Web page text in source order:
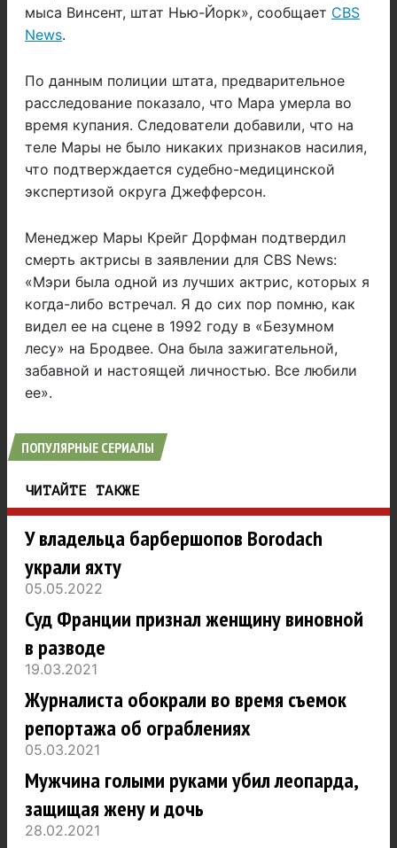
мыса Винсент, штат Нью-Йорк», сообщает CBS
News.
По данным полиции штата, предварительное
расследование показало, что Мара умерла во
время купания. Следователи добавили, что на
теле Мары не было никаких признаков насилия,
что подтверждается судебно-медицинской
экспертизой округа Джефферсон.
Менеджер Мары Крейг Дорфман подтвердил
смерть актрисы в заявлении для CBS News:
«Мэри была одной из лучших актрис, которых я
когда-либо встречал. Я до сих пор помню, как
видел ее на сцене в 1992 году в «Безумном
лесу» на Бродвее. Она была зажигательной,
забавной и настоящей личностью. Все любили
ее».
ПОПУЛЯРНЫЕ СЕРИАЛЫ
ЧИТАЙТЕ ТАКЖЕ
У владельца барбершопов Borodach
украли яхту
05.05.2022
Суд Франции признал женщину виновной
в разводе
19.03.2021
Журналиста обокрали во время съемок
репортажа об ограблениях
05.03.2021
Мужчина голыми руками убил леопарда,
защищая жену и дочь
28.02.2021